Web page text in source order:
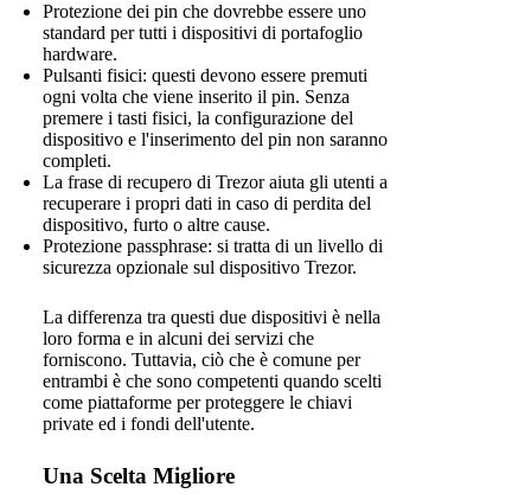
Protezione dei pin che dovrebbe essere uno
standard per tutti i dispositivi di portafoglio
hardware.
Pulsanti fisici: questi devono essere premuti
ogni volta che viene inserito il pin. Senza
premere i tasti fisici, la configurazione del
dispositivo e l'inserimento del pin non saranno
completi.
La frase di recupero di Trezor aiuta gli utenti a
recuperare i propri dati in caso di perdita del
dispositivo, furto o altre cause.
Protezione passphrase: si tratta di un livello di
sicurezza opzionale sul dispositivo Trezor.
La differenza tra questi due dispositivi è nella
loro forma e in alcuni dei servizi che
forniscono. Tuttavia, ciò che è comune per
entrambi è che sono competenti quando scelti
come piattaforme per proteggere le chiavi
private ed i fondi dell'utente.
Una Scelta Migliore